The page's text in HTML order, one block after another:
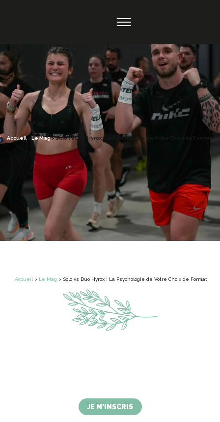
Accueil Le Mag>Solo vs Duo Hyrox : La Psychologie de Votre Choix de Format
Accueil > Le Mag > Solo vs Duo Hyrox : La Psychologie de Votre Choix de Format
HYROX RACE PESSAC
JE M'INSCRIS